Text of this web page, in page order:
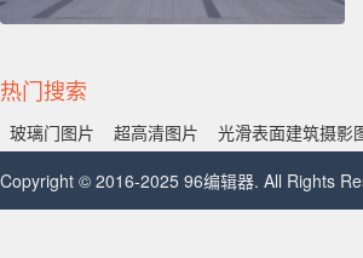
热门搜索
玻璃门图片 超高清图片 光滑表面建筑摄影
Copyright © 2016-2025 96编辑器. All Rights